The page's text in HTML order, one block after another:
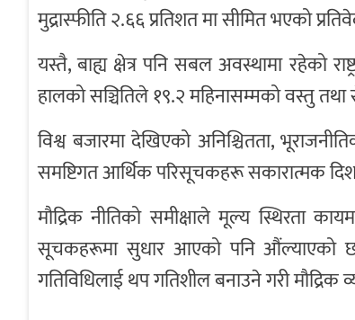
मुद्रास्फीति २.६६ प्रतिशत मा सीमित भएको
यस्तै, बाह्य क्षेत्र पनि सबल अवस्थामा रहेको
हालको सञ्चितिले १९.२ महिनासम्मको वस्तु
विश्व बजारमा देखिएको अनिश्चितता,
समष्टिगत आर्थिक परिसूचकहरू सकारात्मक
मौद्रिक नीतिको समीक्षाले मूल्य स्थिरता
सूचकहरूमा सुधार आएको पनि औंल्याएको छ
गतिविधिलाई थप गतिशील बनाउने गरी मौद्रिक